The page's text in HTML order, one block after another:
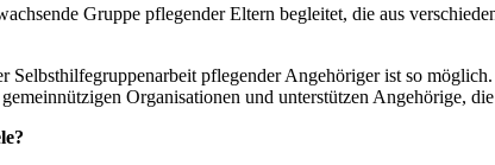
Gruppe pflegender Eltern begleitet, die aus
Selbsthilfegruppenarbeit pflegender Angehöriger ist so
Organisationen und unterstützen Angehörige,